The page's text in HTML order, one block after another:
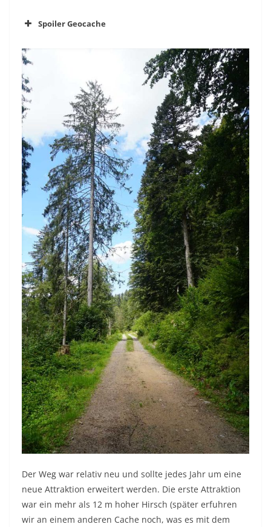
Spoiler Geocache
Der Weg war relativ neu und sollte jedes Jahr um eine
neue Attraktion erweitert werden. Die erste Attraktion
war ein mehr als 12 m hoher Hirsch (später erfuhren
wir an einem anderen Cache noch, was es mit dem